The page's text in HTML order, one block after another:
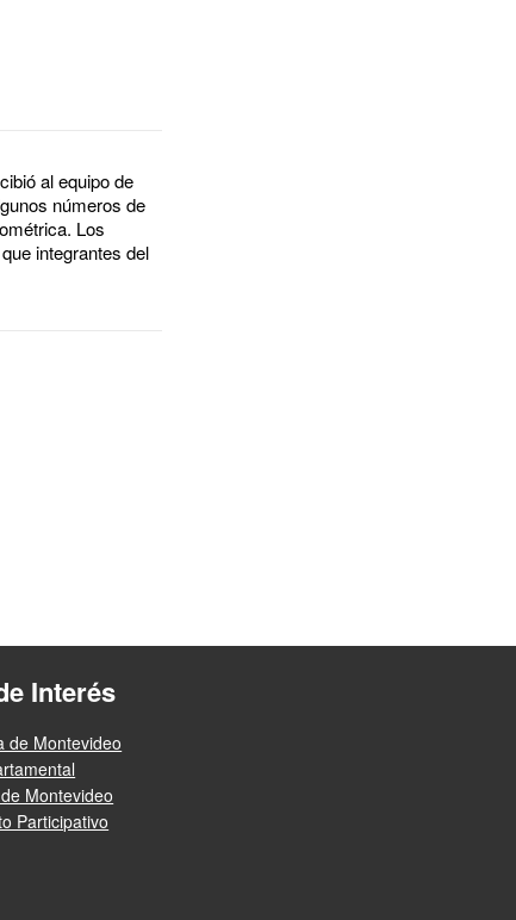
al equipo de
números de
Los
integrantes del
Interés
de Montevideo
Montevideo
Participativo